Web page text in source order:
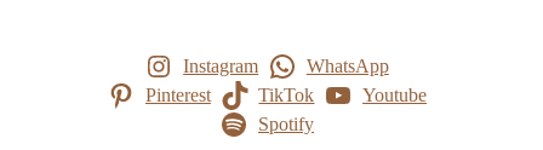
Instagram
WhatsApp
Pinterest
TikTok
Youtube
Spotify